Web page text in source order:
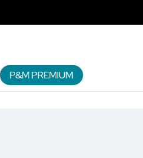
P&M PREMIUM